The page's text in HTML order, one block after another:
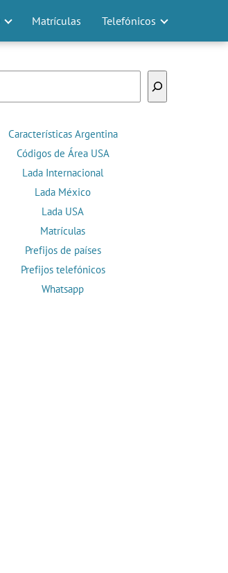
Matrículas Telefónicos
Características Argentina
Códigos de Área USA
Lada Internacional
Lada México
Lada USA
Matrículas
Prefijos de países
Prefijos telefónicos
Whatsapp